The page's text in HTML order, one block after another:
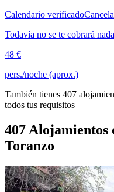
Calendario verificado
Todavía no se te cobrará
48 €
pers./noche (aprox.)
También tienes 407
todos tus requisitos
407 Alojamientos
Toranzo